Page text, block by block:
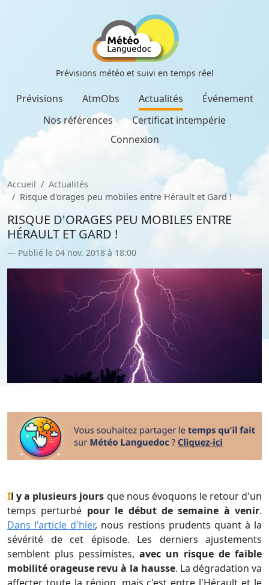
Prévisions météo et suivi en temps réel
Prévisions AtmObs Actualités
Événement
Nos références
Certificat intempérie
Connexion
Accueil
Actualités
Risque d'orages peu mobiles entre Hérault et Gard !
RISQUE D'ORAGES PEU MOBILES ENTRE
HÉRAULT ET GARD !
Publié le 04 nov. 2018 à 18:00
Il y a plusieurs jours que nous évoquons le retour d'un
temps perturbé pour le début de semaine à venir.
Dans l'article d'hier, nous restions prudents quant à la
sévérité de cet épisode. Les derniers ajustements
semblent plus pessimistes, avec un risque de faible
mobilité orageuse revu à la hausse. La dégradation va